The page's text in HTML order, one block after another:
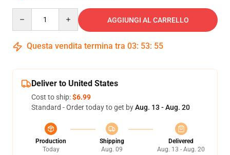
AGGIUNGI AL CARRELLO
Questa vendita termina tra 03: 53: 54
Deliver to United States
Cost to ship:$6.99
Standard - Order today to get byAug. 13 - Aug. 20
Production
Today
Shipping
Aug. 09
Delivered
Aug. 13 - Aug. 20